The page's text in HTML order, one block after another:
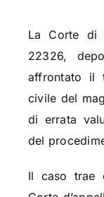
La Corte di
22326,
affrontato il
civile del
di errata
del
Il caso trae